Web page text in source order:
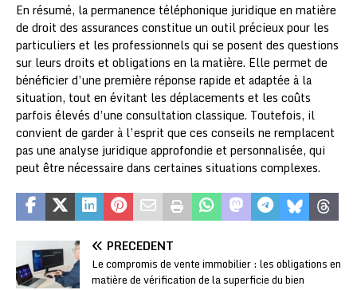
En résumé, la permanence téléphonique juridique en matière
de droit des assurances constitue un outil précieux pour les
particuliers et les professionnels qui se posent des questions
sur leurs droits et obligations en la matière. Elle permet de
bénéficier d’une première réponse rapide et adaptée à la
situation, tout en évitant les déplacements et les coûts
parfois élevés d’une consultation classique. Toutefois, il
convient de garder à l’esprit que ces conseils ne remplacent
pas une analyse juridique approfondie et personnalisée, qui
peut être nécessaire dans certaines situations complexes.
PRÉCÉDENT
Le compromis de vente immobilier : les obligations en
matière de vérification de la superficie du bien